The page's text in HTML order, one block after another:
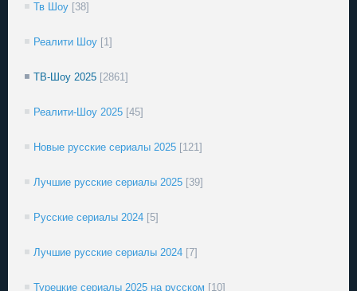
Тв Шоу [38]
Реалити Шоу [1]
ТВ-Шоу 2025 [2861]
Реалити-Шоу 2025 [45]
Новые русские сериалы 2025 [121]
Лучшие русские сериалы 2025 [39]
Русские сериалы 2024 [5]
Лучшие русские сериалы 2024 [7]
Турецкие сериалы 2025 на русском [10]